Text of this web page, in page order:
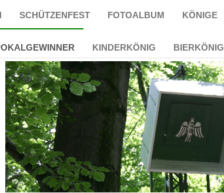
SCHÜTZENFEST FOTOALBUM KÖNIGE
KINDERKÖNIG BIERKÖNIG